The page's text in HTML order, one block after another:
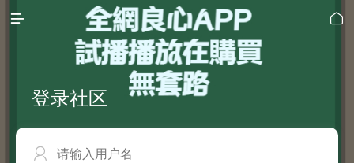
 
登录社区
